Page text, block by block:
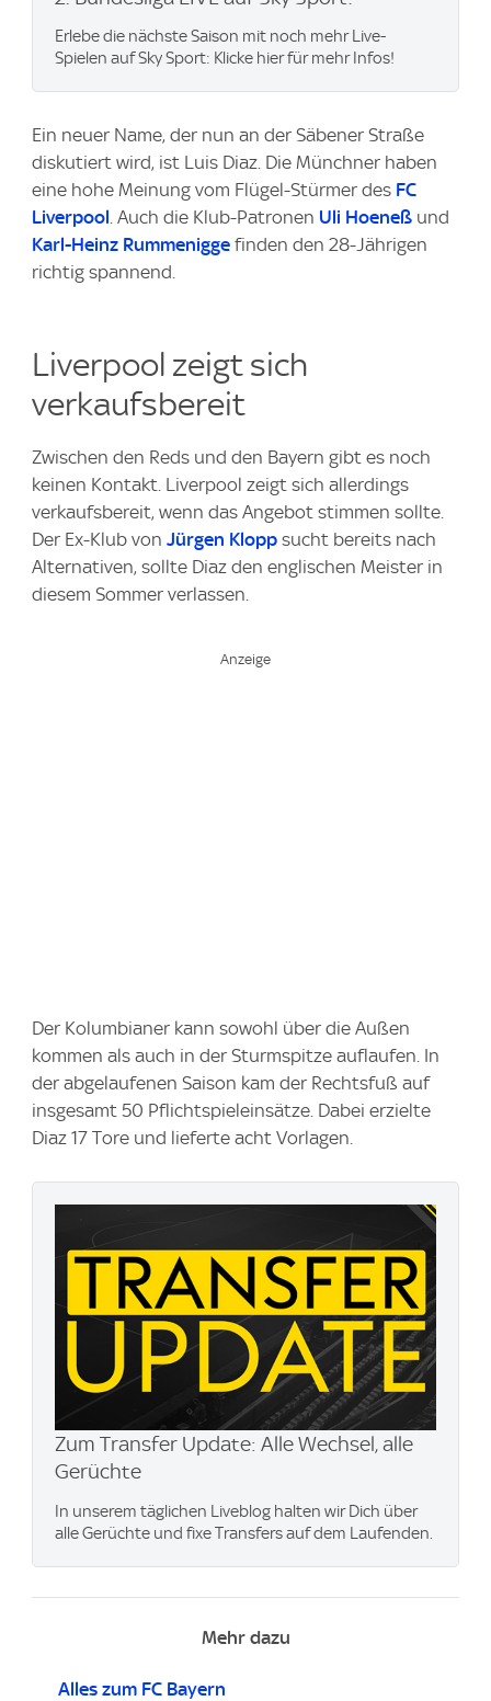
Erlebe die nächste Saison mit noch mehr Live-
Spielen auf Sky Sport: Klicke hier für mehr Infos!
Ein neuer Name, der nun an der Säbener Straße
diskutiert wird, ist Luis Diaz. Die Münchner haben
eine hohe Meinung vom Flügel-Stürmer des FC
Liverpool . Auch die Klub-Patronen Uli Hoeneß und
Karl-Heinz Rummenigge finden den 28-Jährigen
richtig spannend.
Liverpool zeigt sich
verkaufsbereit
Zwischen den Reds und den Bayern gibt es noch
keinen Kontakt. Liverpool zeigt sich allerdings
verkaufsbereit, wenn das Angebot stimmen sollte.
Der Ex-Klub von Jürgen Klopp sucht bereits nach
Alternativen, sollte Diaz den englischen Meister in
diesem Sommer verlassen.
Der Kolumbianer kann sowohl über die Außen
kommen als auch in der Sturmspitze auflaufen. In
der abgelaufenen Saison kam der Rechtsfuß auf
insgesamt 50 Pflichtspieleinsätze. Dabei erzielte
Diaz 17 Tore und lieferte acht Vorlagen.
Zum Transfer Update: Alle Wechsel, alle
Gerüchte
In unserem täglichen Liveblog halten wir Dich über
alle Gerüchte und fixe Transfers auf dem Laufenden.
Mehr dazu
Alles zum FC Bayern